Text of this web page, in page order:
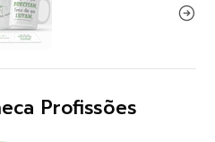
Profissões